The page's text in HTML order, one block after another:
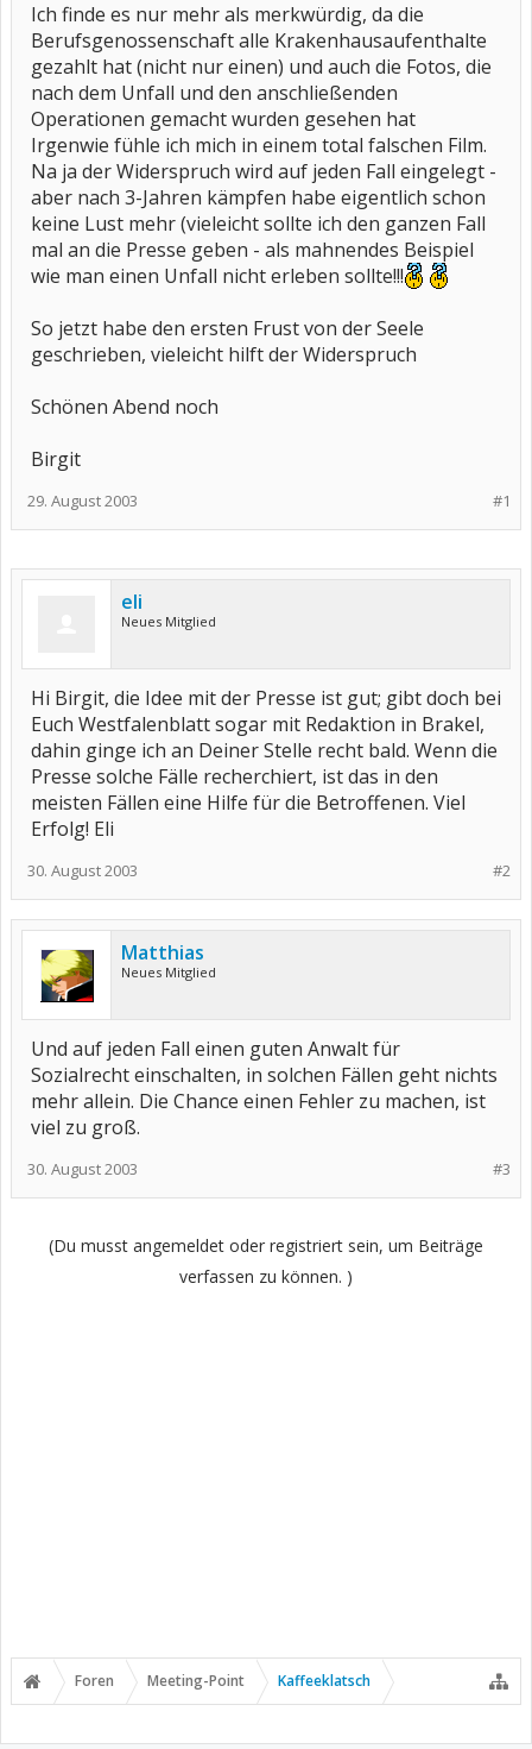
Ich finde es nur mehr als merkwürdig, da die
Berufsgenossenschaft alle Krakenhausaufenthalte
gezahlt hat (nicht nur einen) und auch die Fotos, die
nach dem Unfall und den anschließenden
Operationen gemacht wurden gesehen hat
Irgenwie fühle ich mich in einem total falschen Film.
Na ja der Widerspruch wird auf jeden Fall eingelegt -
aber nach 3-Jahren kämpfen habe eigentlich schon
keine Lust mehr (vieleicht sollte ich den ganzen Fall
mal an die Presse geben - als mahnendes Beispiel
wie man einen Unfall nicht erleben sollte!!!
So jetzt habe den ersten Frust von der Seele
geschrieben, vieleicht hilft der Widerspruch
Schönen Abend noch
Birgit
#1
29. August 2003
eli
Neues Mitglied
Hi Birgit, die Idee mit der Presse ist gut; gibt doch bei
Euch Westfalenblatt sogar mit Redaktion in Brakel,
dahin ginge ich an Deiner Stelle recht bald. Wenn die
Presse solche Fälle recherchiert, ist das in den
meisten Fällen eine Hilfe für die Betroffenen. Viel
Erfolg! Eli
#2
30. August 2003
Matthias
Neues Mitglied
Und auf jeden Fall einen guten Anwalt für
Sozialrecht einschalten, in solchen Fällen geht nichts
mehr allein. Die Chance einen Fehler zu machen, ist
viel zu groß.
#3
30. August 2003
(Du musst angemeldet oder registriert sein, um Beiträge
verfassen zu können. )
Foren Meeting-Point Kaffeeklatsch